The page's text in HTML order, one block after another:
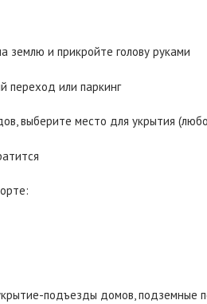
землю и прикройте голову руками
переход или паркинг
выберите место для укрытия
подъезды домов, подземные